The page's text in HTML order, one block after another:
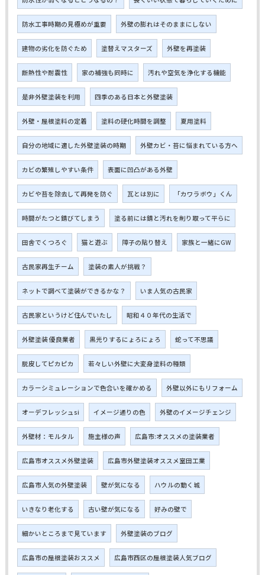
防水工事時期の見極めが重要 外壁の膨れはそのままにしない
建物の劣化を防ぐため 塗替えマスターズ 外壁を再塗装
断熱性や耐震性 家の補強も同時に 汚れや空気を浄化する機能
是非外壁塗装を利用 四季のある日本と外壁塗装
外壁・屋根塗料の定着 塗料の硬化時間を調整 夏用塗料
自分の地域に適した外壁塗装の時期 外壁カビ・苔に悩まれている方へ
カビの繁殖しやすい条件 表面に凹凸がある外壁
カビや苔を除去して再発を防ぐ 瓦とは別に 「カワラボウ」くん
時間がたつと錆びてしまう 塗る前には錆と汚れを削り取って平らに
田舎でくつろぐ 猫と遊ぶ 障子の貼り替え 家族と一緒にGW
古民家再生チーム 塗装の素人が挑戦？
ネットで調べて塗装ができるかな？ いま人気の古民家
古民家というけど住んでいたし 昭和４０年代の生活で
外壁塗装 優良業者 黒光りするにょろにょろ 蛇って不思議
脱皮してピカピカ 若々しい外壁に大変身塗料の種類
カラーシミュレーションで色合いを確かめる 外壁以外にもリフォーム
オーデフレッシュsi イメージ通りの色 外壁のイメージチェンジ
外壁材：モルタル 施主様の声 広島市:オススメの塗装業者
広島市オススメ外壁塗装 広島市外壁塗装オススメ室田工業
広島市人気の外壁塗装 壁が気になる ハウルの動く城
いきなり老化する 古い壁が気になる 好みの壁で
細かいところまで見ています 外壁塗装のブログ
広島市の屋根塗装おススメ 広島市西区の屋根塗装人気ブログ